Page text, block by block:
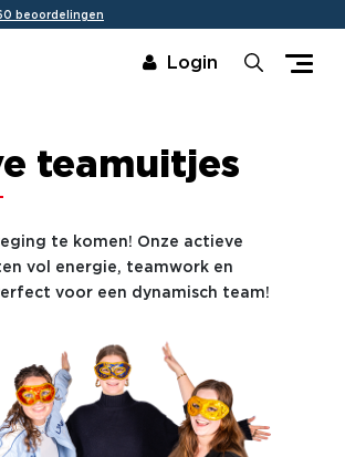
beoordelingen
Login
teamuitjes
te komen! Onze actieve
vol energie, teamwork en
voor een dynamisch team!